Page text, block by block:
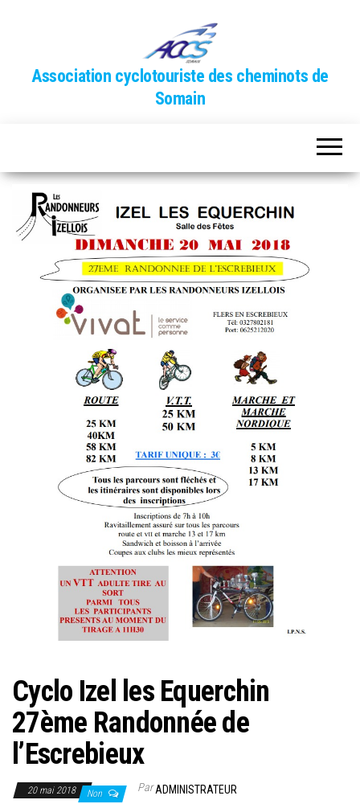
Association cyclotouriste des cheminots de
Somain
Cyclo Izel les Equerchin
27ème Randonnée de
l’Escrebieux
20 mai 2018 Non ParADMINISTRATEUR